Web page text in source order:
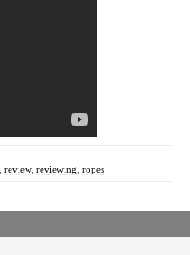
review, reviewing ropes